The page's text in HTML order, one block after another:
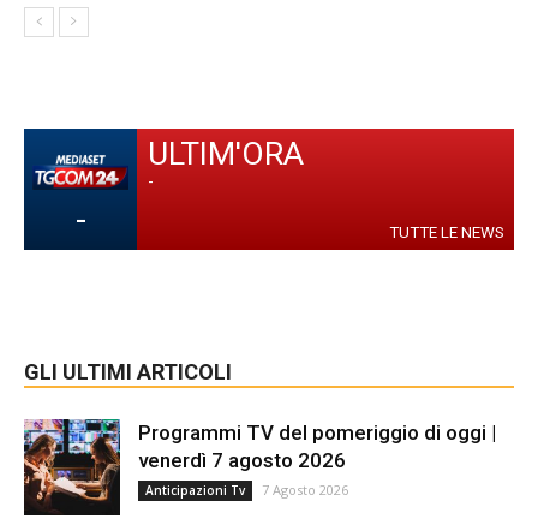
-
ULTIM'ORA
-
TUTTE LE NEWS
GLI ULTIMI ARTICOLI
Programmi TV del pomeriggio di oggi |
venerdì 7 agosto 2026
Anticipazioni Tv 7 Agosto 2026